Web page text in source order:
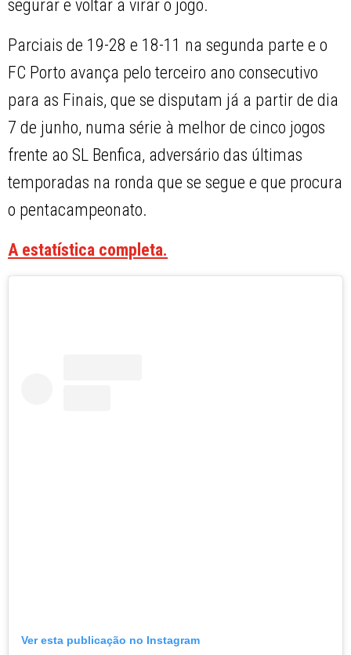
segurar e voltar a virar o jogo.
Parciais de 19-28 e 18-11 na segunda parte e o
FC Porto avança pelo terceiro ano consecutivo
para as Finais, que se disputam já a partir de dia
7 de junho, numa série à melhor de cinco jogos
frente ao SL Benfica, adversário das últimas
temporadas na ronda que se segue e que procura
o pentacampeonato.
A estatística completa.
Ver esta publicação no Instagram